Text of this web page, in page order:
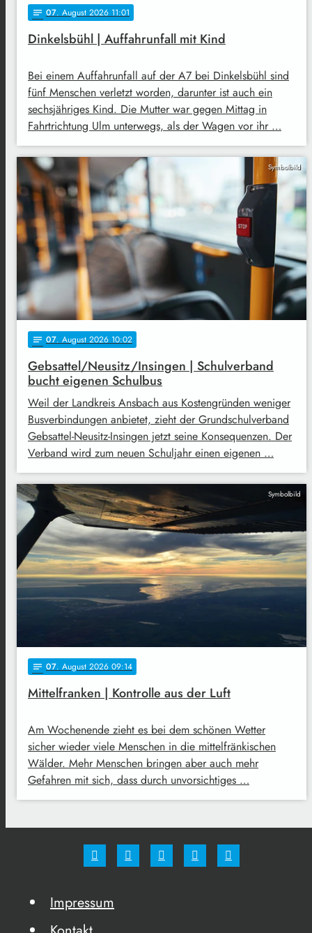
notes 07. August 2026 11:01
Dinkelsbühl | Auffahrunfall mit Kind
Bei einem Auffahrunfall auf der A7 bei Dinkelsbühl sind
fünf Menschen verletzt worden, darunter ist auch ein
sechsjähriges Kind. Die Mutter war gegen Mittag in
Fahrtrichtung Ulm unterwegs, als der Wagen vor ihr …
Symbolbild
notes 07. August 2026 10:02
Gebsattel/Neusitz/Insingen | Schulverband
bucht eigenen Schulbus
Weil der Landkreis Ansbach aus Kostengründen weniger
Busverbindungen anbietet, zieht der Grundschulverband
Gebsattel-Neusitz-Insingen jetzt seine Konsequenzen. Der
Verband wird zum neuen Schuljahr einen eigenen …
Symbolbild
notes 07. August 2026 09:14
Mittelfranken | Kontrolle aus der Luft
Am Wochenende zieht es bei dem schönen Wetter
sicher wieder viele Menschen in die mittelfränkischen
Wälder. Mehr Menschen bringen aber auch mehr
Gefahren mit sich, dass durch unvorsichtiges …
Impressum